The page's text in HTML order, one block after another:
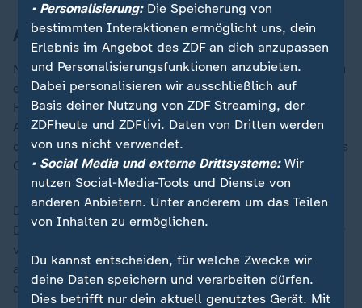
Auswirkungen auf deutsches Projekt?
Noch ist nicht abzusehen, was das konkret für den Bau
einer Northvolt-Gigafabrik im schleswig-holsteinischen
Heide bedeutet. Das Unternehmen erklärte dazu am
Abend: Die deutsche Tochter werde unabhängig von
der Muttergesellschaft finanziert. "Sie ist nicht Teil des
Chapter 11-Verfahrens."
Deutschlandchef Christofer Haux sagte, "in
Dithmarschen schreiten die Bauarbeiten derweil weiter
voran. Der Standort genießt höchste Priorität." Klar ist
aber bereits, die Fabrik soll später ihre Arbeit
aufnehmen als zunächst geplant.
• Personalisierung:Die Speicherung von
bestimmten Interaktionen ermöglicht uns, dein
Erlebnis im Angebot des ZDF an dich anzupassen
und Personalisierungsfunktionen anzubieten.
Dabei personalisieren wir ausschließlich auf
Basis deiner Nutzung von ZDF Streaming, der
ZDFheute und ZDFtivi. Daten von Dritten werden
von uns nicht verwendet.
• Social Media und externe Drittsysteme:Wir
nutzen Social-Media-Tools und Dienste von
anderen Anbietern. Unter anderem um das Teilen
von Inhalten zu ermöglichen.
Du kannst entscheiden, für welche Zwecke wir
deine Daten speichern und verarbeiten dürfen.
Dies betrifft nur dein aktuell genutztes Gerät. Mit